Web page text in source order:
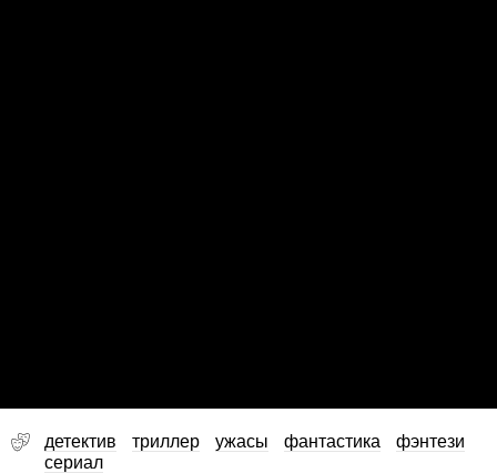
детектив триллер ужасы фантастика
фэнтези
сериал